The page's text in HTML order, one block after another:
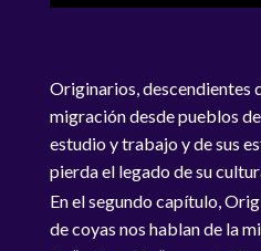
Originarios, descendientes
migración desde pueblos
estudio y trabajo y de sus
pierda el legado de su
lana.
En el segundo capítulo,
de coyas nos hablan de la